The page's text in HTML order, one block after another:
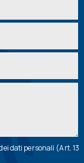
dati personali (Art. 13